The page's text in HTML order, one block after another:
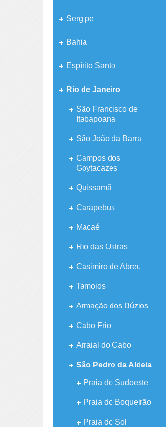
Sergipe
Bahia
Espírito Santo
Rio de Janeiro
São Francisco de
Itabapoana
São João da Barra
Campos dos
Goytacazes
Quissamã
Carapebus
Macaé
Rio das Ostras
Casimiro de Abreu
Tamoios
Armação dos Búzios
Cabo Frio
Arraial do Cabo
São Pedro da Aldeia
Praia do Sudoeste
Praia do Boqueirão
Praia do Sol